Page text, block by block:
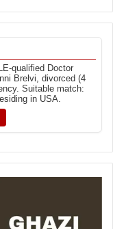
qualified Doctor
Brelvi, divorced (4
Suitable match:
in USA.